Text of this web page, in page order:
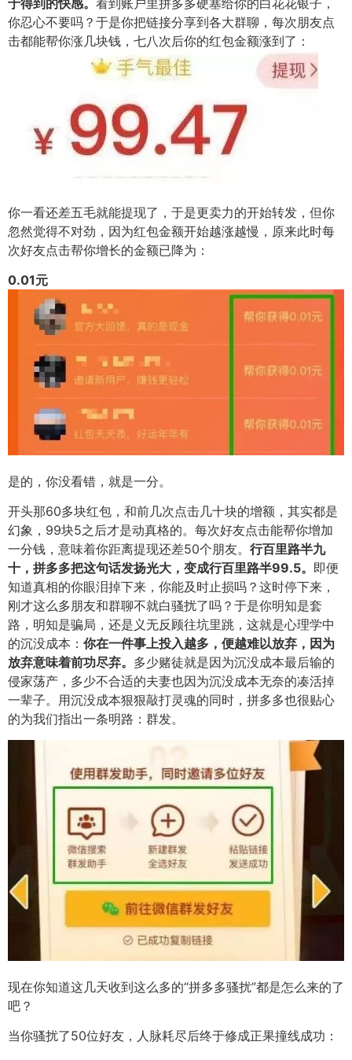
于得到的快感。 看到账户里拼多多硬塞给你的白花花银子，
你忍心不要吗？ 于是你把链接分享到各大群聊，每次朋友点
击都能帮你涨几块钱，七八次后你的红包金额涨到了：
你一看还差五毛就能提现了，于是更卖力的开始转发，但你
忽然觉得不对劲，因为红包金额开始越涨越慢，原来此时每
次好友点击帮你增长的金额已降为：
0.01元
是的，你没看错，就是一分。
开头那60多块红包，和前几次点击几十块的增额，其实都是
幻象，99块5之后才是动真格的。 每次好友点击能帮你增加
一分钱，意味着你距离提现还差50个朋友。 行百里路半九
十，拼多多把这句话发扬光大，变成行百里路半99.5。 即便
知道真相的你眼泪掉下来，你能及时止损吗？这时停下来，
刚才这么多朋友和群聊不就白骚扰了吗？ 于是你明知是套
路，明知是骗局，还是义无反顾往坑里跳，这就是心理学中
的沉没成本： 你在一件事上投入越多，便越难以放弃，因为
放弃意味着前功尽弃。 多少赌徒就是因为沉没成本最后输的
侵家荡产，多少不合适的夫妻也因为沉没成本无奈的凑活掉
一辈子。 用沉没成本狠狠敲打灵魂的同时，拼多多也很贴心
的为我们指出一条明路：群发。
现在你知道这几天收到这么多的“拼多多骚扰”都是怎么来的了
吧？
当你骚扰了50位好友，人脉耗尽后终于修成正果撞线成功：